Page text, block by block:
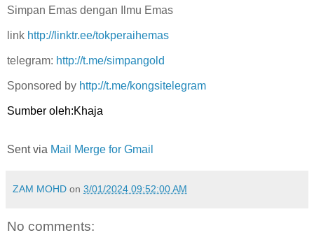
Simpan Emas dengan Ilmu Emas
link http://linktr.ee/tokperaihemas
telegram: http://t.me/simpangold
Sponsored by http://t.me/kongsitelegram
Sumber oleh:Khaja
Sent via Mail Merge for Gmail
ZAM MOHD on 3/01/2024 09:52:00 AM
No comments: